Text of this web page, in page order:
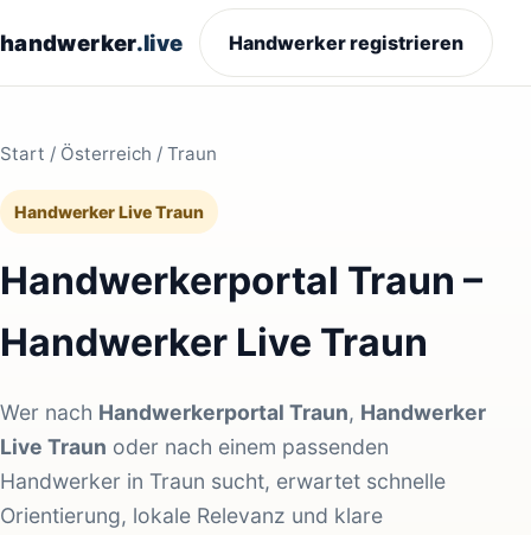
handwerker.live Handwerker registrieren
Start / Österreich / Traun
Handwerker Live Traun
Handwerkerportal Traun –
Handwerker Live Traun
Wer nach Handwerkerportal Traun, Handwerker
Live Traun oder nach einem passenden
Handwerker in Traun sucht, erwartet schnelle
Orientierung, lokale Relevanz und klare